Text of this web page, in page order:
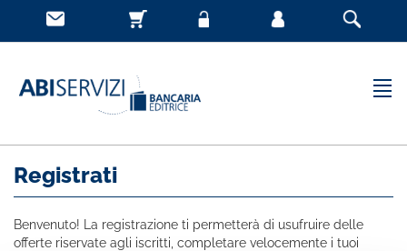
Registrati
Benvenuto! La registrazione ti permetterà di usufruire delle
offerte riservate agli iscritti, completare velocemente i tuoi